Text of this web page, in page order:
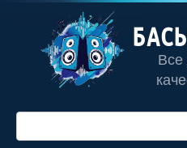
контенту
Все